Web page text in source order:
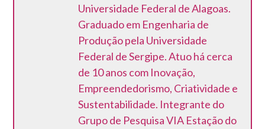
Universidade Federal de Alagoas.
Graduado em Engenharia de
Produção pela Universidade
Federal de Sergipe. Atuo há cerca
de 10 anos com Inovação,
Empreendedorismo, Criatividade e
Sustentabilidade. Integrante do
Grupo de Pesquisa VIA Estação do